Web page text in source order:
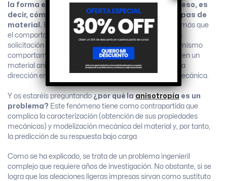
la forma en la que se deposita el material impreso, es
decir, cómo se van formando las diferentes capas de
material. El concepto de isotropía/anisotropía no es más que
el comportamiento del compuesto cuando recibe una
solicitación mecánica. Un material isótropo tendrá el mismo
comportamiento en cualquier dirección mientras que en un
material anisótropo, su comportamiento depende de la
dirección en la que se aplique la carga o solicitación mecánica.
Y os estaréis preguntando¿por qué laanisotropía es un
problema? Este fenómeno tiene como contrapartida que
complica la caracterización (obtención de sus propiedades
mecánicas) y modelización mecánica del material y, por tanto,
la predicción de su respuesta bajo carga.
Como se ha explicado, se trata de un problema ingenieril
complejo que requiere años de investigación. No obstante, si se
logra que las aleaciones ligeras impresas sirvan como sustituto